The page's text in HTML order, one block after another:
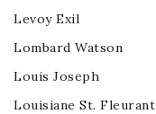
Levoy Exil
Lombard Watson
Louis Joseph
Louisiane St. Fleurant